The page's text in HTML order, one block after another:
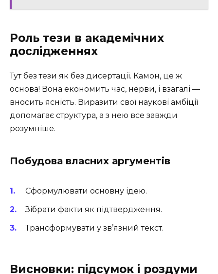
Роль тези в академічних
дослідженнях
Тут без тези як без дисертації. Камон, це ж
основа! Вона економить час, нерви, і взагалі —
вносить ясність. Виразити свої наукові амбіції
допомагає структура, а з нею все завжди
розумніше.
Побудова власних аргументів
Сформулювати основну ідею.
Зібрати факти як підтвердження.
Трансформувати у зв’язний текст.
Висновки: підсумок і роздуми